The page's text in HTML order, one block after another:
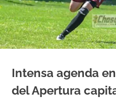
Intensa agenda
del Apertura